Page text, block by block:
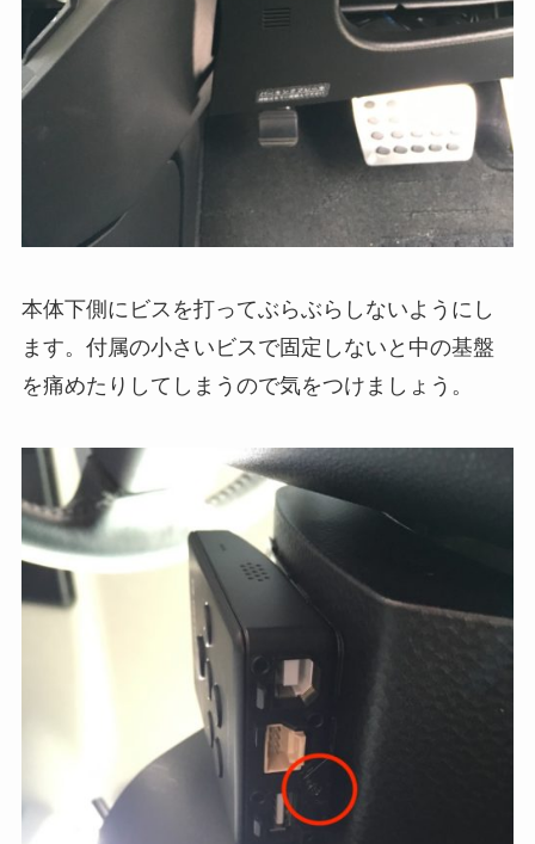
本体下側にビスを打ってぶらぶらしないようにし
ます。付属の小さいビスで固定しないと中の基盤
を痛めたりしてしまうので気をつけましょう。